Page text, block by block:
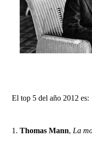
El top 5 del año 2012 es:
1. Thomas Mann, La